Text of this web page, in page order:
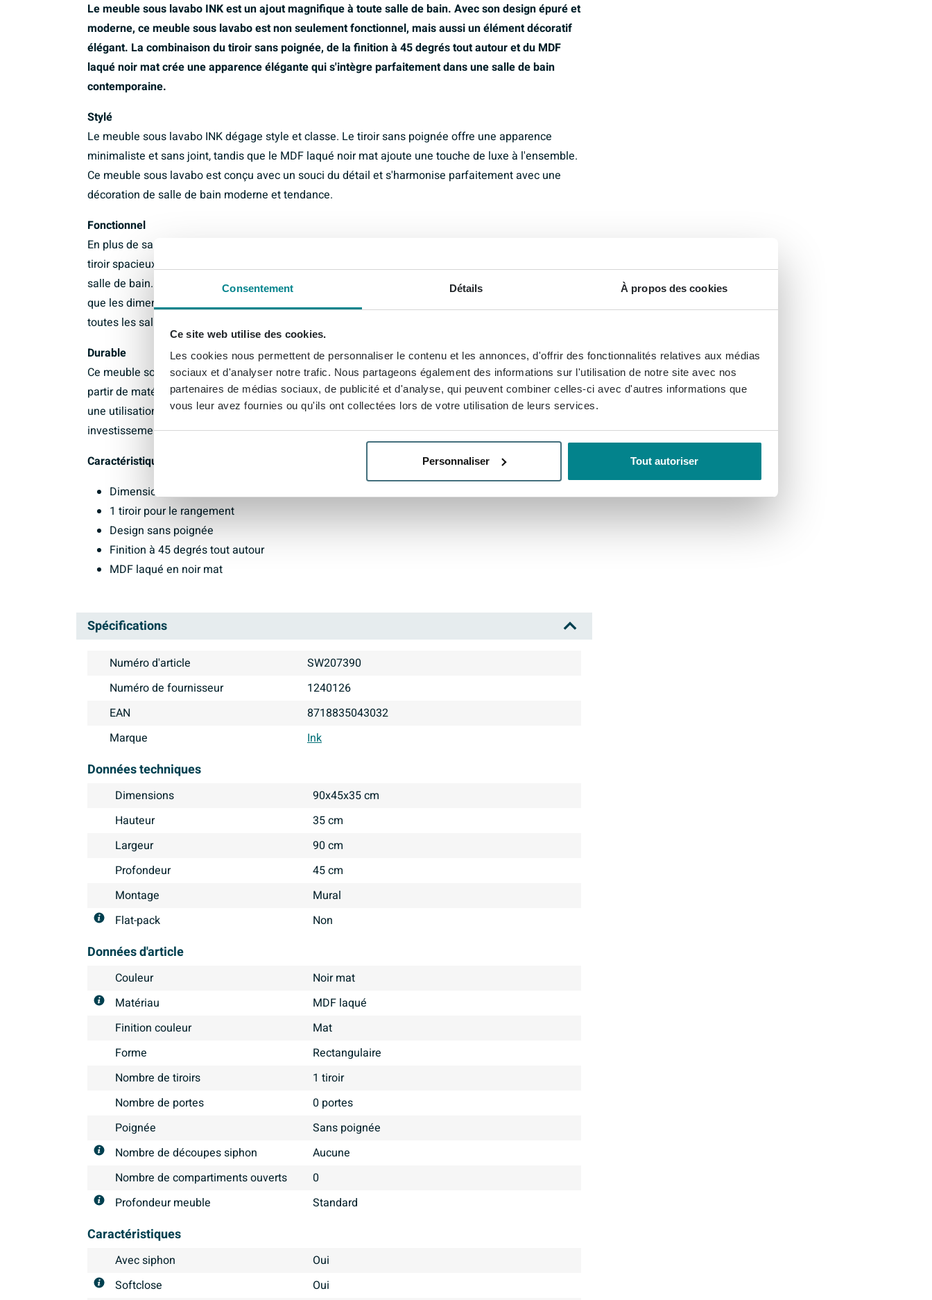
Consentement Détails À propos des cookies
Ce site web utilise des cookies.
Les cookies nous permettent de personnaliser le contenu et les annonces, d'offrir des fonctionnalités relatives aux médias
sociaux et d'analyser notre trafic. Nous partageons également des informations sur l'utilisation de notre site avec nos
partenaires de médias sociaux, de publicité et d'analyse, qui peuvent combiner celles-ci avec d'autres informations que
vous leur avez fournies ou qu'ils ont collectées lors de votre utilisation de leurs services.
Personnaliser Tout autoriser
Le meuble sous lavabo INK est un ajout magnifique à toute salle de bain. Avec son design épuré et
moderne, ce meuble sous lavabo est non seulement fonctionnel, mais aussi un élément décoratif
élégant. La combinaison du tiroir sans poignée, de la finition à 45 degrés tout autour et du MDF
laqué noir mat crée une apparence élégante qui s'intègre parfaitement dans une salle de bain
contemporaine.
Stylé
Le meuble sous lavabo INK dégage style et classe. Le tiroir sans poignée offre une apparence
minimaliste et sans joint, tandis que le MDF laqué noir mat ajoute une touche de luxe à l'ensemble.
Ce meuble sous lavabo est conçu avec un souci du détail et s'harmonise parfaitement avec une
décoration de salle de bain moderne et tendance.
Fonctionnel
En plus de sa valeur esthétique, le meuble sous lavabo INK est également très fonctionnel. Avec un
tiroir spacieux, ce meuble offre suffisamment d'espace de rangement pour tous vos accessoires de
salle de bain. La finition à 45 degrés tout autour donne une apparence douce et élégante, tandis
que les dimensions de 90x45x35cm garantissent que ce meuble s'adapte parfaitement à presque
toutes les salles de bain.
Durable
Ce meuble sous lavabo n'est pas seulement beau et fonctionnel, mais aussi durable. Fabriqué à
partir de matériaux de haute qualité, le meuble sous lavabo INK est conçu pour durer et résister à
une utilisation quotidienne. Avec son design intemporel et sa construction de qualité, c'est un
investissement dont vous profiterez pendant de nombreuses années.
Caractéristiques :
Dimensions : 90x45x35cm
1 tiroir pour le rangement
Design sans poignée
Finition à 45 degrés tout autour
MDF laqué en noir mat
Spécifications
Numéro d'article
SW207390
Numéro de fournisseur
1240126
EAN
8718835043032
Marque
Ink
Données techniques
Dimensions
90x45x35 cm
Hauteur
35 cm
Largeur
90 cm
Profondeur
45 cm
Montage
Mural
Flat-pack
Non
Données d'article
Couleur
noir mat
Matériau
MDF laqué
Finition couleur
mat
Forme
Rectangulaire
Nombre de tiroirs
1 tiroir
Nombre de portes
0 portes
Poignée
Sans poignée
Nombre de découpes siphon
Aucune
Nombre de compartiments ouverts
0
Profondeur meuble
Standard
Caractéristiques
Avec siphon
Oui
Softclose
Oui